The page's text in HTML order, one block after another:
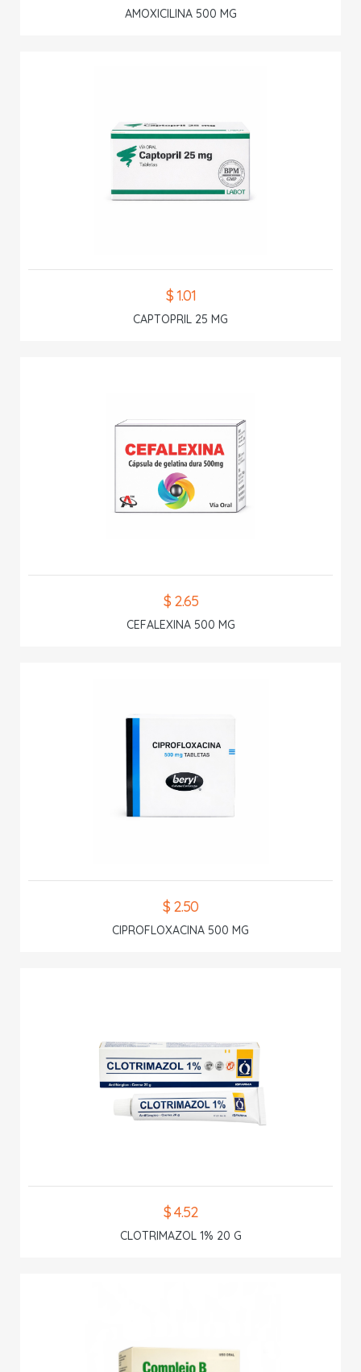
AMOXICILINA 500 MG
$ 1.01
CAPTOPRIL 25 MG
$ 2.65
CEFALEXINA 500 MG
$ 2.50
CIPROFLOXACINA 500 MG
$ 4.52
CLOTRIMAZOL 1% 20 G